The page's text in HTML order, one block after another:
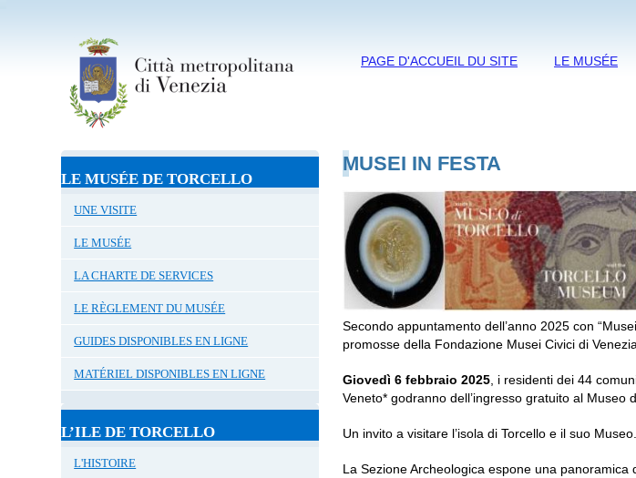
PAGE D'ACCUEIL DU SITE LE MUSÉE
LE MUSÉE DE TORCELLO
UNE VISITE
LE MUSÉE
LA CHARTE DE SERVICES
LE RÈGLEMENT DU MUSÉE
GUIDES DISPONIBLES EN LIGNE
MATÉRIEL DISPONIBLES EN LIGNE
L’ILE DE TORCELLO
L'HISTOIRE
MUSEI IN FESTA
Secondo appuntamento dell’anno 2025 con
promosse della Fondazione Musei Civici di
Giovedì 6 febbraio 2025 , i residenti dei 44
Veneto* godranno dell’ingresso gratuito al Museo
Un invito a visitare l’isola di Torcello e il suo Museo.
La Sezione Archeologica espone una